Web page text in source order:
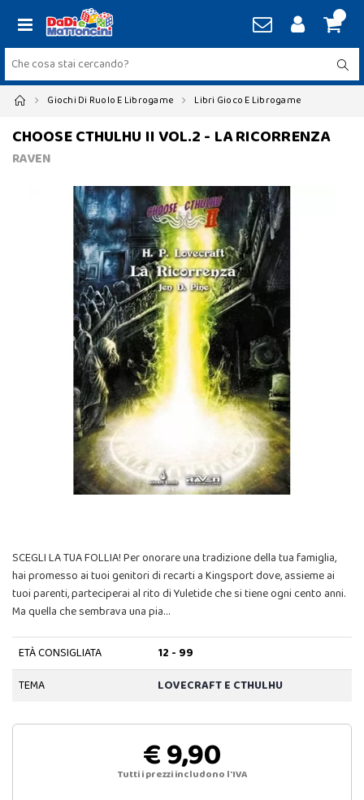
Giochi Di Ruolo E Librogame Libri Gioco E Librogame
CHOOSE CTHULHU II VOL.2 - LA RICORRENZA
RAVEN
SCEGLI LA TUA FOLLIA! Per onorare una tradizione della tua famiglia,
hai promesso ai tuoi genitori di recarti a Kingsport dove, assieme ai
tuoi parenti, parteciperai al rito di Yuletide che si tiene ogni cento anni.
Ma quella che sembrava una pia…
ETÀ CONSIGLIATA
12 - 99
TEMA
LOVECRAFT E CTHULHU
€ 9,90
Tutti i prezzi includono l'IVA